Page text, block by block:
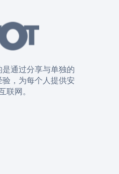
通过分享与单独的
，为每个人提供安
联网。